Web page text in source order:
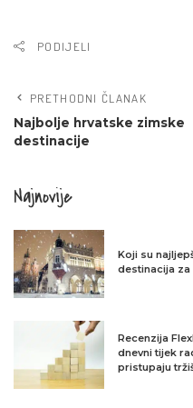
PODIJELI
PRETHODNI ČLANAK
Najbolje hrvatske zimske
destinacije
Najnovije
Koji su
destinacija
Recenzija
dnevni tijek
pristupaju